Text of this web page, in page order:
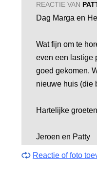
REACTIE VAN
Dag Marga en
Wat fijn om te
even een lastige
goed gekomen.
nieuwe huis (die
Hartelijke
Jeroen en Patty
Reactie of foto